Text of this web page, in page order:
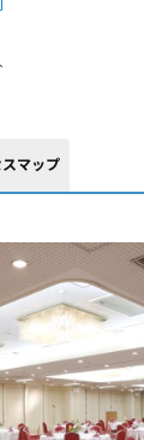
スマップ